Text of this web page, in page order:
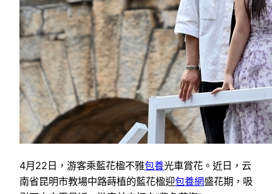
4月22日，游客乘藍花楹不雅包養光車賞花。近日，云
南省昆明市教場中路蒔植的藍花楹迎包養網盛花期，吸